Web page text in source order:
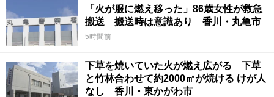
「火が服に燃え移った」86歳女性が救急
搬送 搬送時は意識あり 香川・丸亀市
5時間前
下草を焼いていた火が燃え広がる 下草
と竹林合わせて約2000㎡が焼ける けが人
なし 香川・東かがわ市